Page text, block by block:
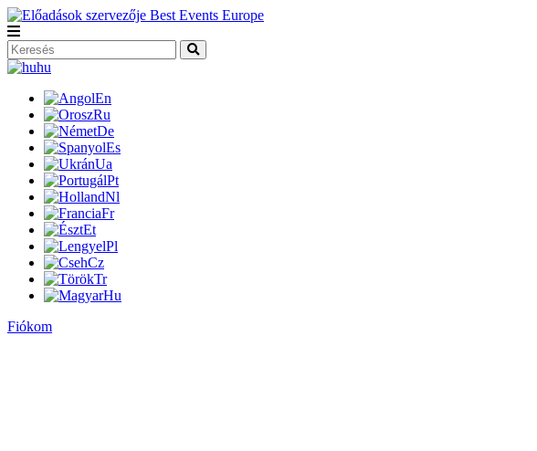
hu
En
Ru
De
Es
Ua
Pt
Nl
Fr
Et
Pl
Cz
Tr
Hu
Fiókom